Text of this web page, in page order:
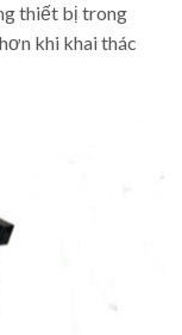
thiết bị trong
khi khai thác